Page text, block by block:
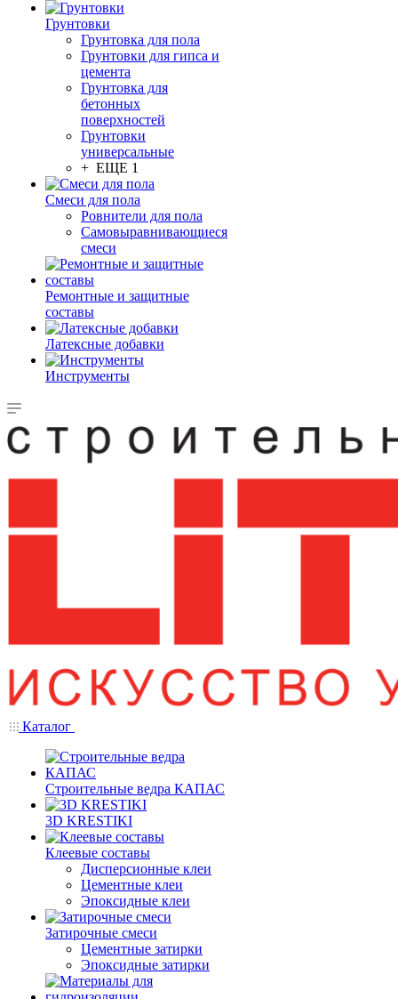
Грунтовки
Грунтовка для пола
Грунтовки для гипса и
цемента
Грунтовка для
бетонных
поверхностей
Грунтовки
универсальные
+ ЕЩЕ 1
Смеси для пола
Ровнители для пола
Самовыравнивающиеся
смеси
Ремонтные и защитные
составы
Латексные добавки
Инструменты
Каталог
Строительные ведра КАПАС
3D KRESTIKI
Клеевые составы
Дисперсионные клеи
Цементные клеи
Эпоксидные клеи
Затирочные смеси
Цементные затирки
Эпоксидные затирки